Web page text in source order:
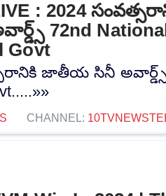
: 2024
72nd
Govt
జాతీయ సినీ అవార్డ్స్‌
CHANNEL: